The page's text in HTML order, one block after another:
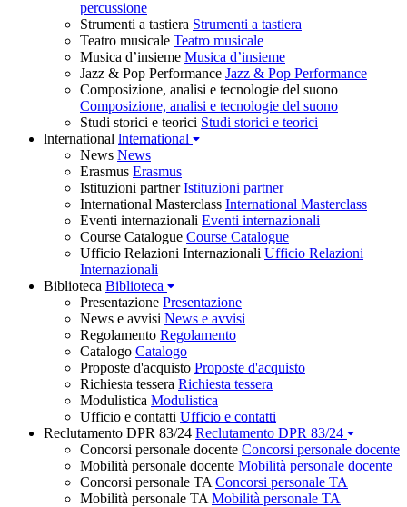
percussione
Strumenti a tastiera Strumenti a tastiera
Teatro musicale Teatro musicale
Musica d’insieme Musica d’insieme
Jazz & Pop Performance Jazz & Pop Performance
Composizione, analisi e tecnologie del suono
Composizione, analisi e tecnologie del suono
Studi storici e teorici Studi storici e teorici
lnternational lnternational
News News
Erasmus Erasmus
Istituzioni partner Istituzioni partner
International Masterclass International Masterclass
Eventi internazionali Eventi internazionali
Course Catalogue Course Catalogue
Ufficio Relazioni Internazionali Ufficio Relazioni
Internazionali
Biblioteca Biblioteca
Presentazione Presentazione
News e avvisi News e avvisi
Regolamento Regolamento
Catalogo Catalogo
Proposte d'acquisto Proposte d'acquisto
Richiesta tessera Richiesta tessera
Modulistica Modulistica
Ufficio e contatti Ufficio e contatti
Reclutamento DPR 83/24 Reclutamento DPR 83/24
Concorsi personale docente Concorsi personale docente
Mobilità personale docente Mobilità personale docente
Concorsi personale TA Concorsi personale TA
Mobilità personale TA Mobilità personale TA